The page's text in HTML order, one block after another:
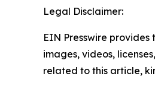
Legal Disclaimer:
EIN Presswire
images, videos,
related to this article,